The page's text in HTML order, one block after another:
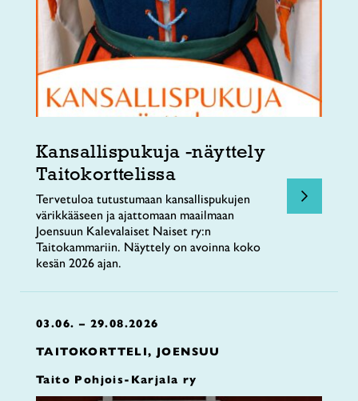
Kansallispukuja -näyttely
Taitokorttelissa
Tervetuloa tutustumaan kansallispukujen
värikkääseen ja ajattomaan maailmaan
Joensuun Kalevalaiset Naiset ry:n
Taitokammariin. Näyttely on avoinna koko
kesän 2026 ajan.
03.06. – 29.08.2026
TAITOKORTTELI, JOENSUU
Taito Pohjois-Karjala ry